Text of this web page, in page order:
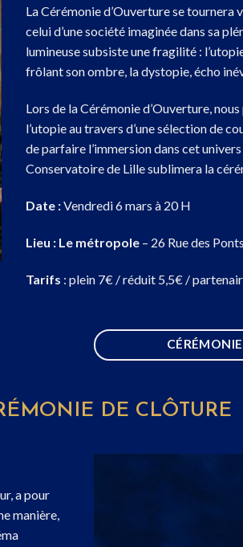
La Cérémonie d’Ouverture se tournera
celui d’une société imaginée dans sa
lumineuse subsiste une fragilité :
frôlant son ombre, la dystopie,écho
Lors de la Cérémonie d’Ouverture,
l’utopie au travers d’une sélection de
de parfaire l’immersion dans cet
Conservatoire de Lille sublimera la
Date :Vendredi 6 mars à 20 H
Lieu : Le métropole – 26 Rue des
Tarifs : plein 7€ / réduit 5,5€ /
DE CLÔTURE
a pour
manière,